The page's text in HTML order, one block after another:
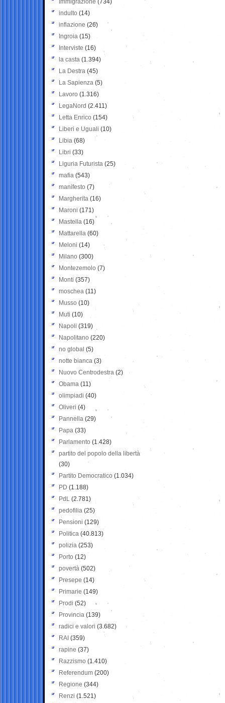
Immigrazione (734)
indulto (14)
inflazione (26)
Ingroia (15)
Interviste (16)
la casta (1.394)
La Destra (45)
La Sapienza (5)
Lavoro (1.316)
LegaNord (2.411)
Letta Enrico (154)
Liberi e Uguali (10)
Libia (68)
Libri (33)
Liguria Futurista (25)
mafia (543)
manifesto (7)
Margherita (16)
Maroni (171)
Mastella (16)
Mattarella (60)
Meloni (14)
Milano (300)
Montezemolo (7)
Monti (357)
moschea (11)
Musso (10)
Muti (10)
Napoli (319)
Napolitano (220)
no global (5)
notte bianca (3)
Nuovo Centrodestra (2)
Obama (11)
olimpiadi (40)
Oliveri (4)
Pannella (29)
Papa (33)
Parlamento (1.428)
partito del popolo della libertà
(30)
Partito Democratico (1.034)
PD (1.188)
PdL (2.781)
pedofilia (25)
Pensioni (129)
Politica (40.813)
polizia (253)
Porto (12)
povertà (502)
Presepe (14)
Primarie (149)
Prodi (52)
Provincia (139)
radici e valori (3.682)
RAI (359)
rapine (37)
Razzismo (1.410)
Referendum (200)
Regione (344)
Renzi (1.521)